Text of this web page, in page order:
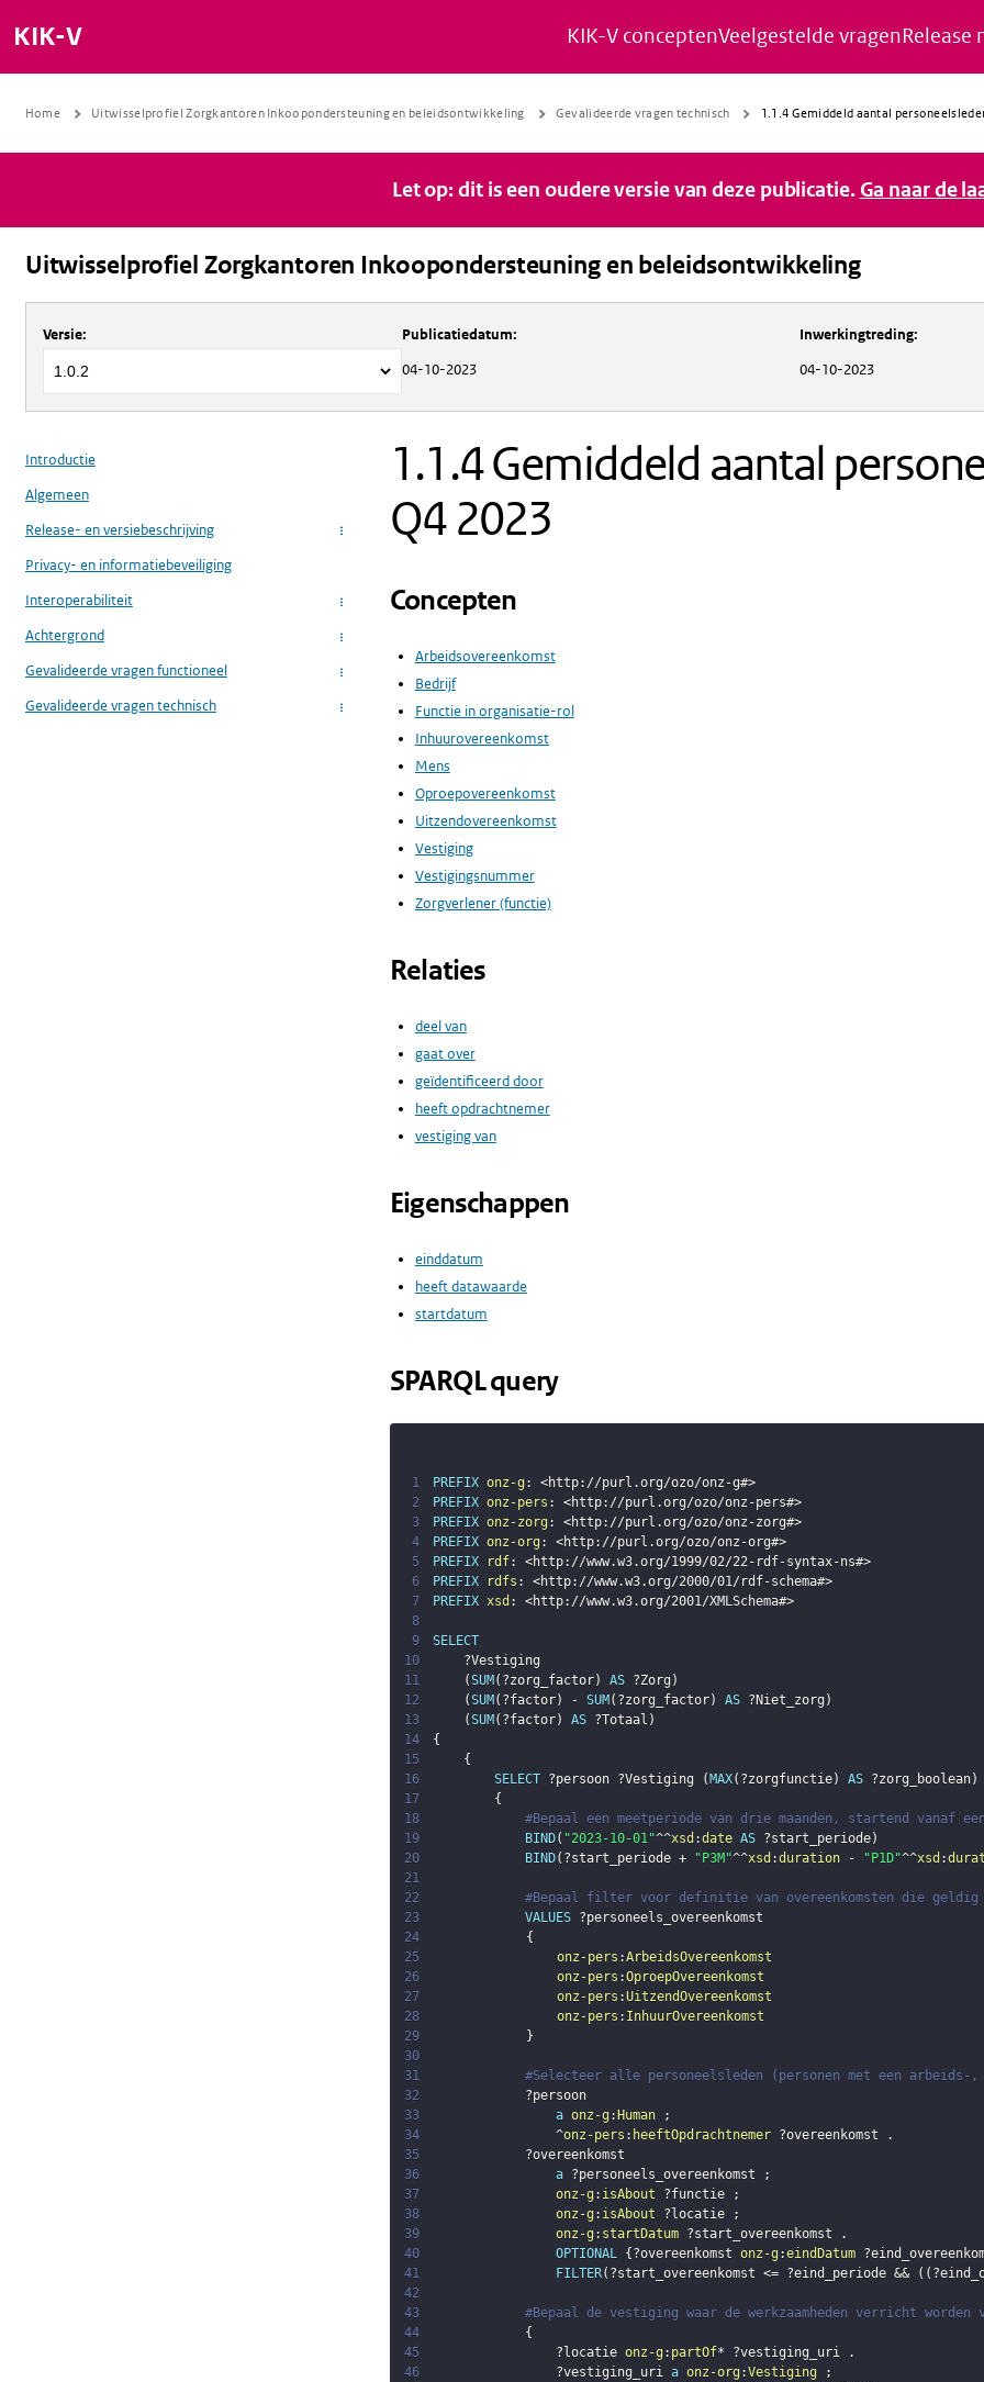
Naar de inhoud gaan
Naar de navigatie gaan
Naar de footer gaan
KIK-V KIK-V conceptenVeelgestelde vragenRelease
Home Uitwisselprofiel Zorgkantoren Inkoopondersteuning en beleidsontwikkeling Gevalideerde vragen technisch 1.1.4 Gemiddeld aantal
Let op: dit is een oudere versie van deze publicatie. Ga naar de
Uitwisselprofiel Zorgkantoren Inkoopondersteuning en beleidsontwikkeling
Over Uitwisselprofiel Zorgkantoren Inkoopondersteuning en
Versie: Publicatiedatum:
04-10-2023
Inwerkingtreding:
04-10-2023
Introductie
Algemeen
Release- en versiebeschrijving
...
Privacy- en informatiebeveiliging
Interoperabiliteit
...
Achtergrond ...
Gevalideerde vragen functioneel ...
Gevalideerde vragen technisch ...
1.1.4 Gemiddeld aantal
Q4 2023
Concepten
Arbeidsovereenkomst
Bedrijf
Functie in organisatie-rol
Inhuurovereenkomst
Mens
Oproepovereenkomst
Uitzendovereenkomst
Vestiging
Vestigingsnummer
Zorgverlener (functie)
Relaties
deel van
gaat over
geïdentificeerd door
heeft opdrachtnemer
vestiging van
Eigenschappen
einddatum
heeft datawaarde
startdatum
SPARQL query
1 PREFIX onz-g : <http://purl.org/ozo/onz-g#>
2
PREFIX onz-pers : <http://purl.org/ozo/onz-pers#>
3
PREFIX onz-zorg : <http://purl.org/ozo/onz-zorg#>
4
PREFIX onz-org : <http://purl.org/ozo/onz-org#>
5
PREFIX rdf: <http://www.w3.org/1999/02/22-rdf-syntax-ns#>
6
PREFIX rdfs : <http://www.w3.org/2000/01/rdf-schema#>
7
PREFIX xsd : <http://www.w3.org/2001/XMLSchema#>
8
9
SELECT
10
?Vestiging
11
(SUM ( ?zorg_factor) AS ?Zorg )
12
(SUM ( ?factor) - SUM ( ?zorg_factor) AS ?Niet_zorg )
13
(SUM ( ?factor) AS ?Totaal )
14
{
15
{
16
SELECT ?persoon ?Vestiging ( MAX( ?zorgfunctie) AS ?zorg_boolean)
17
{
18
#Bepaal een meetperiode van drie maanden, startend vanaf
19
BIND( "2023-10-01"^^xsd :date AS ?start_periode)
20
BIND( ?start_periode + "P3M"^^xsd :duration - "P1D"^^xsd :
21
22
#Bepaal filter voor definitie van overeenkomsten die geldig
23
VALUES ?personeels_overeenkomst
24
{
25
onz-pers :ArbeidsOvereenkomst
26
onz-pers :OproepOvereenkomst
27
onz-pers :UitzendOvereenkomst
28
onz-pers : InhuurOvereenkomst
29
}
30
31
#Selecteer alle personeelsleden (personen met een
32
?persoon
33
a onz-g : Human
;
34
                ^
onz-pers : heeftOpdrachtnemer ?overeenkomst
.
35
?overeenkomst
36
a ?personeels_overeenkomst
;
37
onz-g : isAbout ?functie
;
38
onz-g : isAbout ?locatie
;
39
onz-g : startDatum ?start_overeenkomst
.
40
OPTIONAL { ?overeenkomst onz-g :eindDatum
41
FILTER( ?start_overeenkomst <= ?eind_periode && ( (
42
43
#Bepaal de vestiging waar de werkzaamheden verricht worden
44
{
45
?locatie onz-g : partOf* ?vestiging_uri
.
46
?vestiging_uri a onz-org :Vestiging
;